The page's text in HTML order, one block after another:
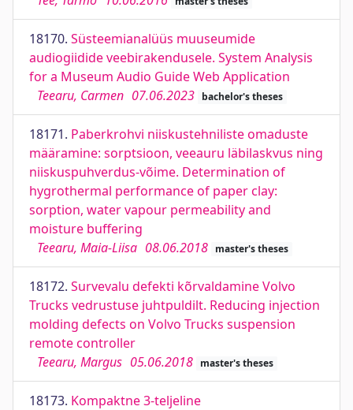
18170. Süsteemianalüüs muuseumide
audiogiidide veebirakendusele. System Analysis
for a Museum Audio Guide Web Application
Teearu, Carmen 07.06.2023 bachelor's theses
18171. Paberkrohvi niiskustehniliste omaduste
määramine: sorptsioon, veeauru läbilaskvus ning
niiskuspuhverdus-võime. Determination of
hygrothermal performance of paper clay:
sorption, water vapour permeability and
moisture buffering
Teearu, Maia-Liisa 08.06.2018 master's theses
18172. Survevalu defekti kõrvaldamine Volvo
Trucks vedrustuse juhtpuldilt. Reducing injection
molding defects on Volvo Trucks suspension
remote controller
Teearu, Margus 05.06.2018 master's theses
18173. Kompaktne 3-teljeline